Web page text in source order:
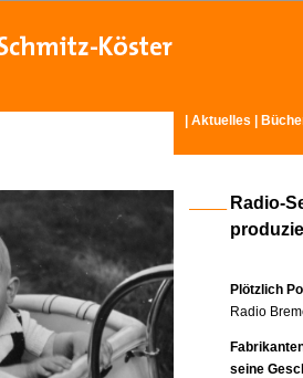
Aktuelles
Radio-
Plötzlich
Radio
seine